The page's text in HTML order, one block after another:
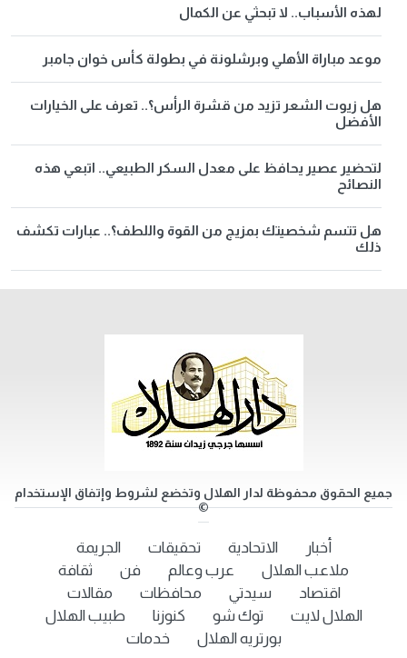
لهذه الأسباب.. لا تبحثي عن الكمال
موعد مباراة الأهلي وبرشلونة في بطولة كأس خوان جامبر
هل زيوت الشعر تزيد من قشرة الرأس؟.. تعرف على الخيارات
الأفضل
لتحضير عصير يحافظ على معدل السكر الطبيعي.. اتبعي هذه
النصائح
هل تتسم شخصيتك بمزيج من القوة واللطف؟.. عبارات تكشف
ذلك
جميع الحقوق محفوظة لدار الهلال وتخضع لشروط وإتفاق الإستخدام
©
أخبار الاتحادية تحقيقات
الجريمة
ملاعب الهلال
عرب وعالم فن
ثقافة
اقتصاد
سيدتي محافظات
مقالات
الهلال لايت
توك شو كنوزنا
طبيب الهلال
بورتريه الهلال
خدمات